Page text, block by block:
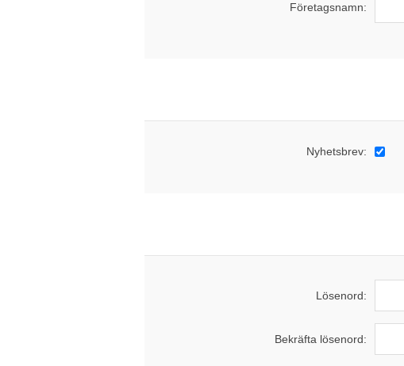
Företagsnamn:
Nyhetsbrev:
Lösenord:
Bekräfta lösenord: